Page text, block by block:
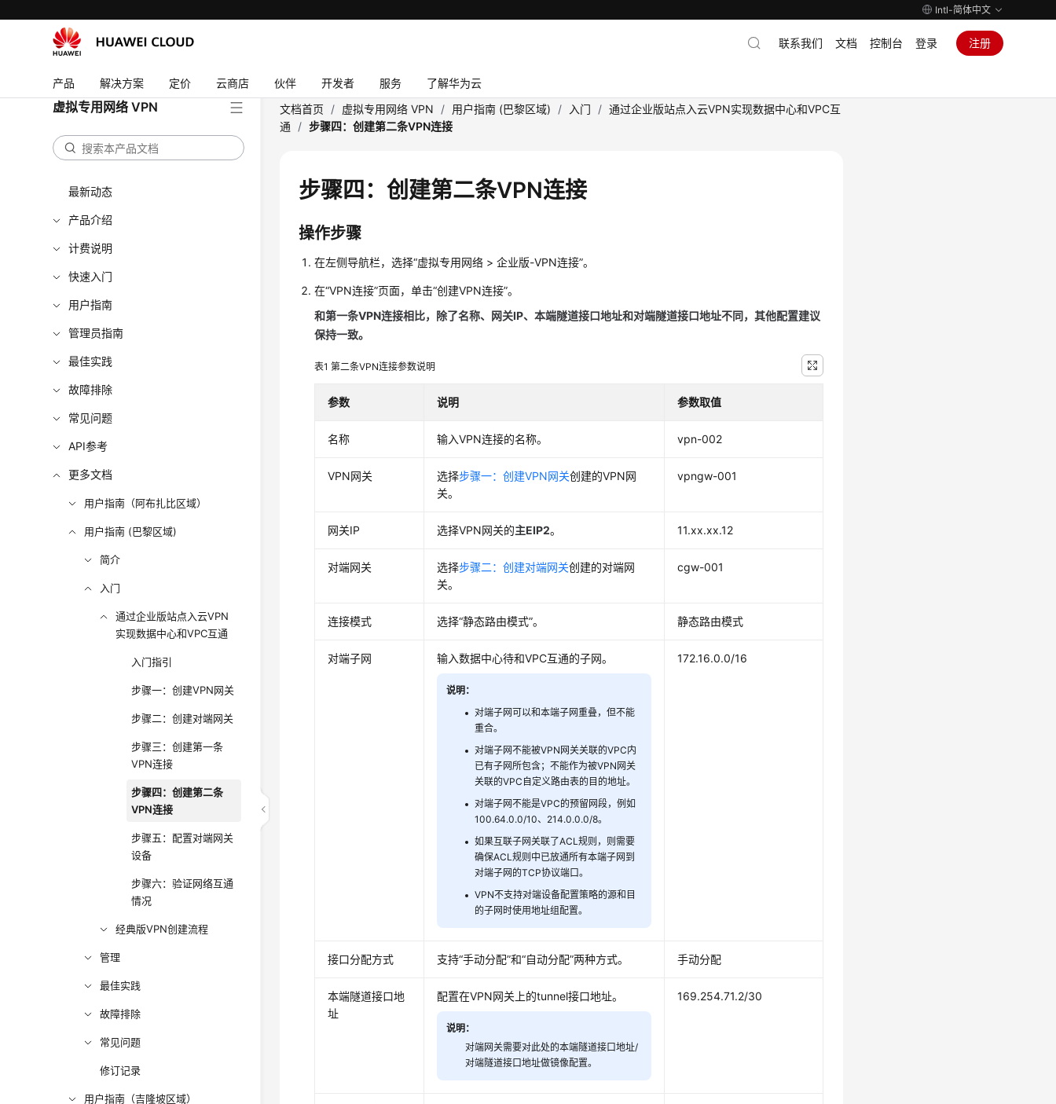
Intl-简体中文
产品 解决方案 定价 云商店 伙伴 开发者 服务 了解华为云
联系我们 文档 控制台 登录 注册
虚拟专用网络 VPN
最新动态
产品介绍
计费说明
快速入门
用户指南
管理员指南
最佳实践
故障排除
常见问题
API参考
更多文档
用户指南（阿布扎比区域）
用户指南 (巴黎区域)
简介
入门
通过企业版站点入云VPN
实现数据中心和VPC互通
入门指引
步骤一：创建VPN网关
步骤二：创建对端网关
步骤三：创建第一条
VPN连接
步骤四：创建第二条
VPN连接
步骤五：配置对端网关
设备
步骤六：验证网络互通
情况
经典版VPN创建流程
管理
最佳实践
故障排除
常见问题
修订记录
用户指南（吉隆坡区域）
文档首页 / 虚拟专用网络 VPN / 用户指南 (巴黎区域) / 入门 / 通过企业版站点入云VPN实现数据中心和VPC互
通
/ 步骤四：创建第二条VPN连接
步骤四：创建第二条VPN连接
操作步骤
在左侧导航栏，选择“虚拟专用网络 >企业版-VPN连接”。
在“VPN连接”页面，单击“创建VPN连接”。
和第一条VPN连接相比，除了名称、网关IP、本端隧道接口地址和对端隧道接口地址不同，其他配置建议
保持一致。
表1第二条VPN连接参数说明
参数 说明 参数取值
名称 输入VPN连接的名称。 vpn-002
VPN网关 选择步骤一：创建VPN网关创建的VPN网
关。
vpngw-001
网关IP 选择VPN网关的主EIP2。 11.xx.xx.12
对端网关 选择步骤二：创建对端网关创建的对端网
关。
cgw-001
连接模式 选择“静态路由模式”。 静态路由模式
对端子网 输入数据中心待和VPC互通的子网。
说明：
对端子网可以和本端子网重叠，但不能
重合。
对端子网不能被VPN网关关联的VPC内
已有子网所包含；不能作为被VPN网关
关联的VPC自定义路由表的目的地址。
对端子网不能是VPC的预留网段，例如
100.64.0.0/10、214.0.0.0/8。
如果互联子网关联了ACL规则，则需要
确保ACL规则中已放通所有本端子网到
对端子网的TCP协议端口。
VPN不支持对端设备配置策略的源和目
的子网时使用地址组配置。
172.16.0.0/16
接口分配方式 支持“手动分配”和“自动分配”两种方式。 手动分配
本端隧道接口地
址
配置在VPN网关上的tunnel接口地址。
说明：
对端网关需要对此处的本端隧道接口地址/
对端隧道接口地址做镜像配置。
169.254.71.2/30